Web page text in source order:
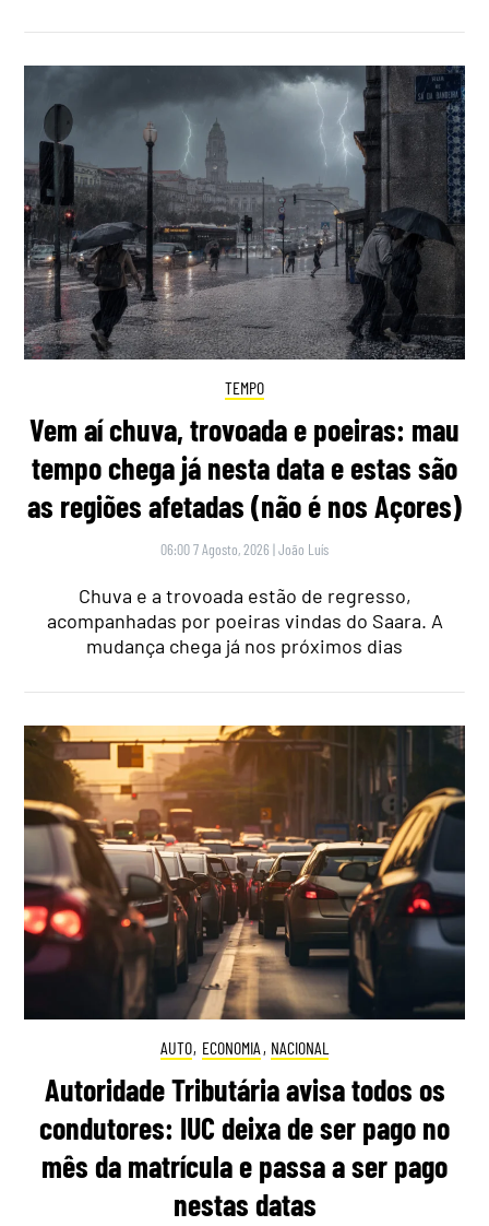
TEMPO
Vem aí chuva, trovoada e poeiras: mau
tempo chega já nesta data e estas são
as regiões afetadas (não é nos Açores)
06:00 7 Agosto, 2026 |João Luís
Chuva e a trovoada estão de regresso,
acompanhadas por poeiras vindas do Saara. A
mudança chega já nos próximos dias
AUTO, ECONOMIA , NACIONAL
Autoridade Tributária avisa todos os
condutores: IUC deixa de ser pago no
mês da matrícula e passa a ser pago
nestas datas